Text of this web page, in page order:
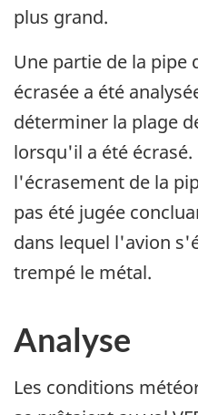
plus grand.
Une partie de la pipe
écrasée a été
déterminer la plage
lorsqu'il a été
l'écrasement de la
pas été jugée
dans lequel l'avion
trempé le métal.
Analyse
Les conditions